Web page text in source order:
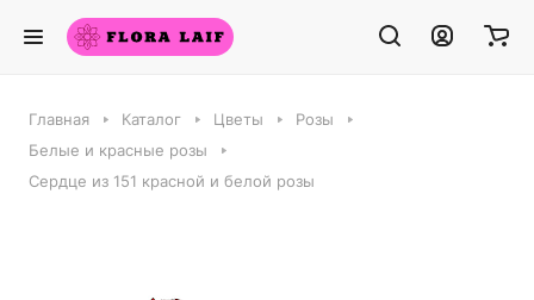
Главная Каталог Цветы
Розы
Белые и красные розы
Сердце из 151 красной и белой розы